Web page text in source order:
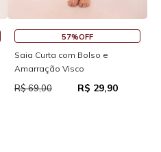
57%OFF
Saia Curta com Bolso e
Amarração Visco
R$ 69,00 R$ 29,90